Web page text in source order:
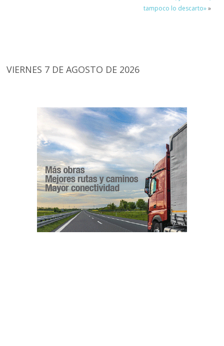
tampoco lo descarto»»
VIERNES 7 DE AGOSTO DE 2026